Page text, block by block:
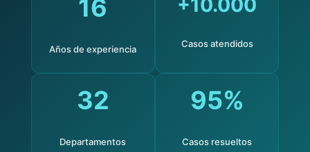
16
Años de experiencia
+10.000
Casos atendidos
32
Departamentos
95%
Casos resueltos